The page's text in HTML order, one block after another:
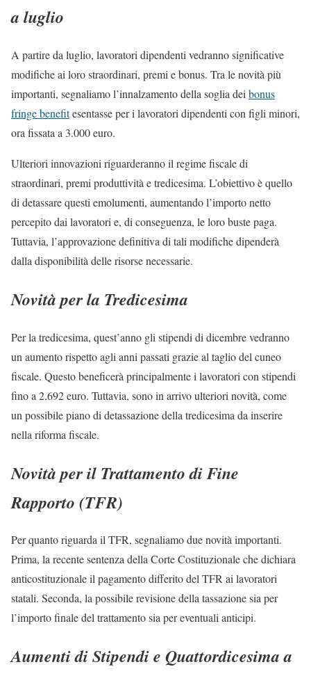
a luglio
A partire da luglio, lavoratori dipendenti vedranno significative
modifiche ai loro straordinari, premi e bonus. Tra le novità più
importanti, segnaliamo l’innalzamento della soglia dei bonus
fringe benefitesentasse per i lavoratori dipendenti con figli minori,
ora fissata a 3.000 euro.
Ulteriori innovazioni riguarderanno il regime fiscale di
straordinari, premi produttività e tredicesima. L’obiettivo è quello
di detassare questi emolumenti, aumentando l’importo netto
percepito dai lavoratori e, di conseguenza, le loro buste paga.
Tuttavia, l’approvazione definitiva di tali modifiche dipenderà
dalla disponibilità delle risorse necessarie.
Novità per la Tredicesima
Per la tredicesima, quest’anno gli stipendi di dicembre vedranno
un aumento rispetto agli anni passati grazie al taglio del cuneo
fiscale. Questo beneficerà principalmente i lavoratori con stipendi
fino a 2.692 euro. Tuttavia, sono in arrivo ulteriori novità, come
un possibile piano di detassazione della tredicesima da inserire
nella riforma fiscale.
Novità per il Trattamento di Fine
Rapporto (TFR)
Per quanto riguarda il TFR, segnaliamo due novità importanti.
Prima, la recente sentenza della Corte Costituzionale che dichiara
anticostituzionale il pagamento differito del TFR ai lavoratori
statali. Seconda, la possibile revisione della tassazione sia per
l’importo finale del trattamento sia per eventuali anticipi.
Aumenti di Stipendi e Quattordicesima a